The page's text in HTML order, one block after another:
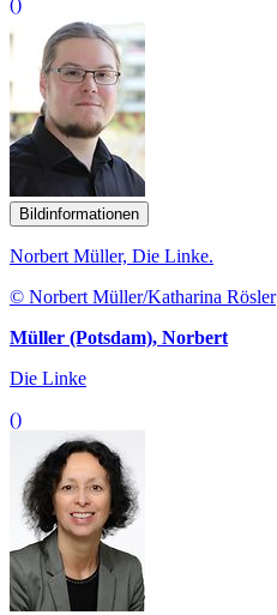
Bildinformationen
Norbert Müller, Die Linke.
© Norbert Müller/Katharina Rösler
Müller (Potsdam), Norbert
Die Linke
()